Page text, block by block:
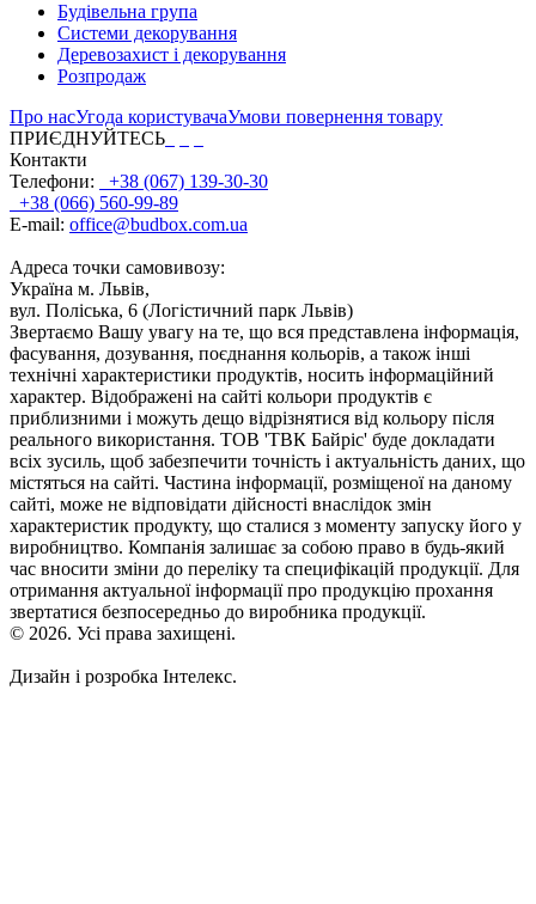
Будівельна група
Системи декорування
Деревозахист і декорування
Розпродаж
Про насУгода користувачаУмови повернення товару
ПРИЄДНУЙТЕСЬ
Контакти
Телефони:
+38 (067) 139-30-30
+38 (066) 560-99-89
E-mail: office@budbox.com.ua
Адреса точки самовивозу:
Україна м. Львів,
вул. Поліська, 6 (Логістичний парк Львів)
Звертаємо Вашу увагу на те, що вся представлена інформація,
фасування, дозування, поєднання кольорів, а також інші
технічні характеристики продуктів, носить інформаційний
характер. Відображені на сайті кольори продуктів є
приблизними і можуть дещо відрізнятися від кольору після
реального використання. ТОВ 'ТВК Байріс' буде докладати
всіх зусиль, щоб забезпечити точність і актуальність даних, що
містяться на сайті. Частина інформації, розміщеної на даному
сайті, може не відповідати дійсності внаслідок змін
характеристик продукту, що сталися з моменту запуску його у
виробництво. Компанія залишає за собою право в будь-який
час вносити зміни до переліку та специфікацій продукції. Для
отримання актуальної інформації про продукцію прохання
звертатися безпосередньо до виробника продукції.
© 2026. Усі права захищені.
Дизайн і розробка Інтелекс.